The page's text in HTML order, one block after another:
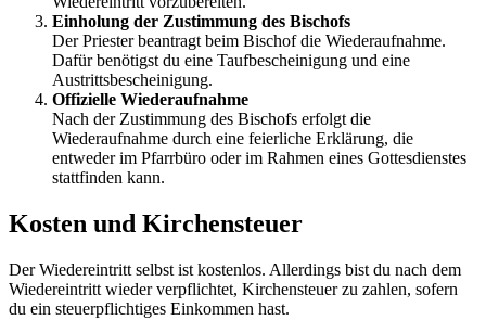
Einholung der Zustimmung des Bischofs
Der Priester beantragt beim Bischof die Wiederaufnahme.
Dafür benötigst du eine Taufbescheinigung und eine
Austrittsbescheinigung.
Offizielle Wiederaufnahme
Nach der Zustimmung des Bischofs erfolgt die
Wiederaufnahme durch eine feierliche Erklärung, die
entweder im Pfarrbüro oder im Rahmen eines Gottesdienstes
stattfinden kann.
Kosten und Kirchensteuer
Der Wiedereintritt selbst ist kostenlos. Allerdings bist du nach dem
Wiedereintritt wieder verpflichtet, Kirchensteuer zu zahlen, sofern
du ein steuerpflichtiges Einkommen hast.